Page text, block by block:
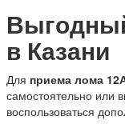
в Казани
Для приема лома
самостоятельно или
воспользоваться